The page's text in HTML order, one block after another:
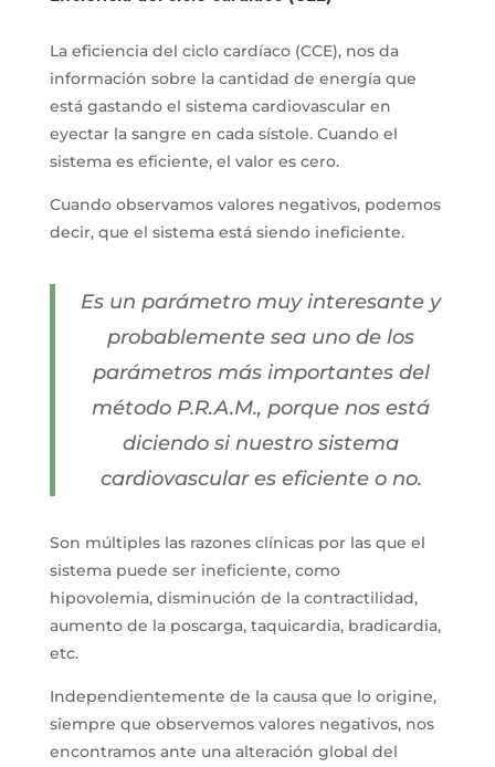
La eficiencia del ciclo cardíaco (CCE), nos da
información sobre la cantidad de energía que
está gastando el sistema cardiovascular en
eyectar la sangre en cada sístole. Cuando el
sistema es eficiente, el valor es cero.
Cuando observamos valores negativos, podemos
decir, que el sistema está siendo ineficiente.
Es un parámetro muy interesante y
probablemente sea uno de los
parámetros más importantes del
método P.R.A.M., porque nos está
diciendo si nuestro sistema
cardiovascular es eficiente o no.
Son múltiples las razones clínicas por las que el
sistema puede ser ineficiente, como
hipovolemia, disminución de la contractilidad,
aumento de la poscarga, taquicardia, bradicardia,
etc.
Independientemente de la causa que lo origine,
siempre que observemos valores negativos, nos
encontramos ante una alteración global del